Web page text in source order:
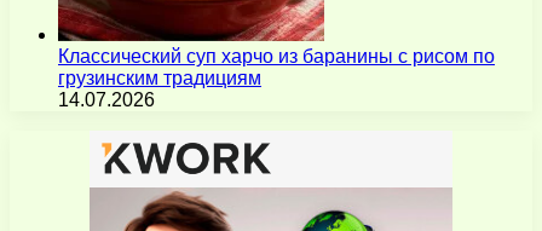
Классический суп харчо из баранины с рисом по
грузинским традициям
14.07.2026